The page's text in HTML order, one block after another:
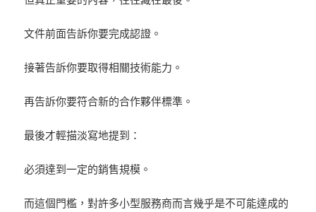
文件前面告訴你要完成認證。
接著告訴你要取得相關技術能力。
再告訴你要符合新的合作夥伴標準。
最後才輕描淡寫地提到：
必須達到一定的銷售規模。
而這個門檻，對許多小型服務商而言幾乎是不可能達成的